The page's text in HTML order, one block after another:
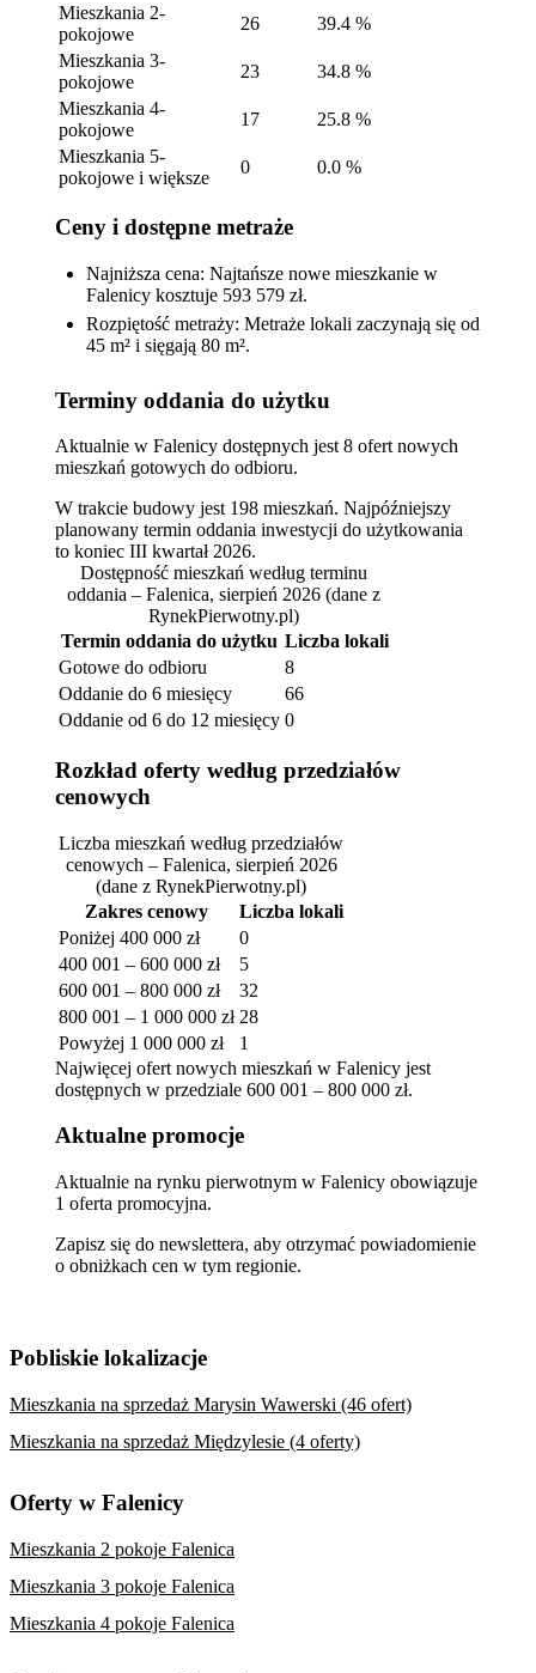
Mieszkania 2-
pokojowe
26
39.4 %
Mieszkania 3-
pokojowe
23
34.8 %
Mieszkania 4-
pokojowe
17
25.8 %
Mieszkania 5-
pokojowe i większe
0 0.0 %
Ceny i dostępne metraże
Najniższa cena: Najtańsze nowe mieszkanie w
Falenicy kosztuje 593 579 zł.
Rozpiętość metraży: Metraże lokali zaczynają się od
45 m² i sięgają 80 m².
Terminy oddania do użytku
Aktualnie w Falenicy dostępnych jest 8 ofert nowych
mieszkań gotowych do odbioru.
W trakcie budowy jest 198 mieszkań. Najpóźniejszy
planowany termin oddania inwestycji do użytkowania
to koniec III kwartał 2026.
Dostępność mieszkań według terminu
oddania – Falenica, sierpień 2026 (dane z
RynekPierwotny.pl)
Termin oddania do użytku Liczba lokali
Gotowe do odbioru
8
Oddanie do 6 miesięcy
66
Oddanie od 6 do 12 miesięcy 0
Rozkład oferty według przedziałów
cenowych
Liczba mieszkań według przedziałów
cenowych – Falenica, sierpień 2026
(dane z RynekPierwotny.pl)
Zakres cenowy
Liczba lokali
Poniżej 400 000 zł
0
400 001 – 600 000 zł
5
600 001 – 800 000 zł
32
800 001 – 1 000 000 zł 28
Powyżej 1 000 000 zł
1
Najwięcej ofert nowych mieszkań w Falenicy jest
dostępnych w przedziale 600 001 – 800 000 zł.
Aktualne promocje
Aktualnie na rynku pierwotnym w Falenicy obowiązuje
1 oferta promocyjna.
Zapisz się do newslettera, aby otrzymać powiadomienie
o obniżkach cen w tym regionie.
Pobliskie lokalizacje
Mieszkania na sprzedaż Marysin Wawerski (46 ofert)
Mieszkania na sprzedaż Międzylesie (4 oferty)
Oferty w Falenicy
Mieszkania 2 pokoje Falenica
Mieszkania 3 pokoje Falenica
Mieszkania 4 pokoje Falenica